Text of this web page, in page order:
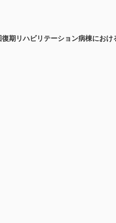
期リハビリテーション病棟にお